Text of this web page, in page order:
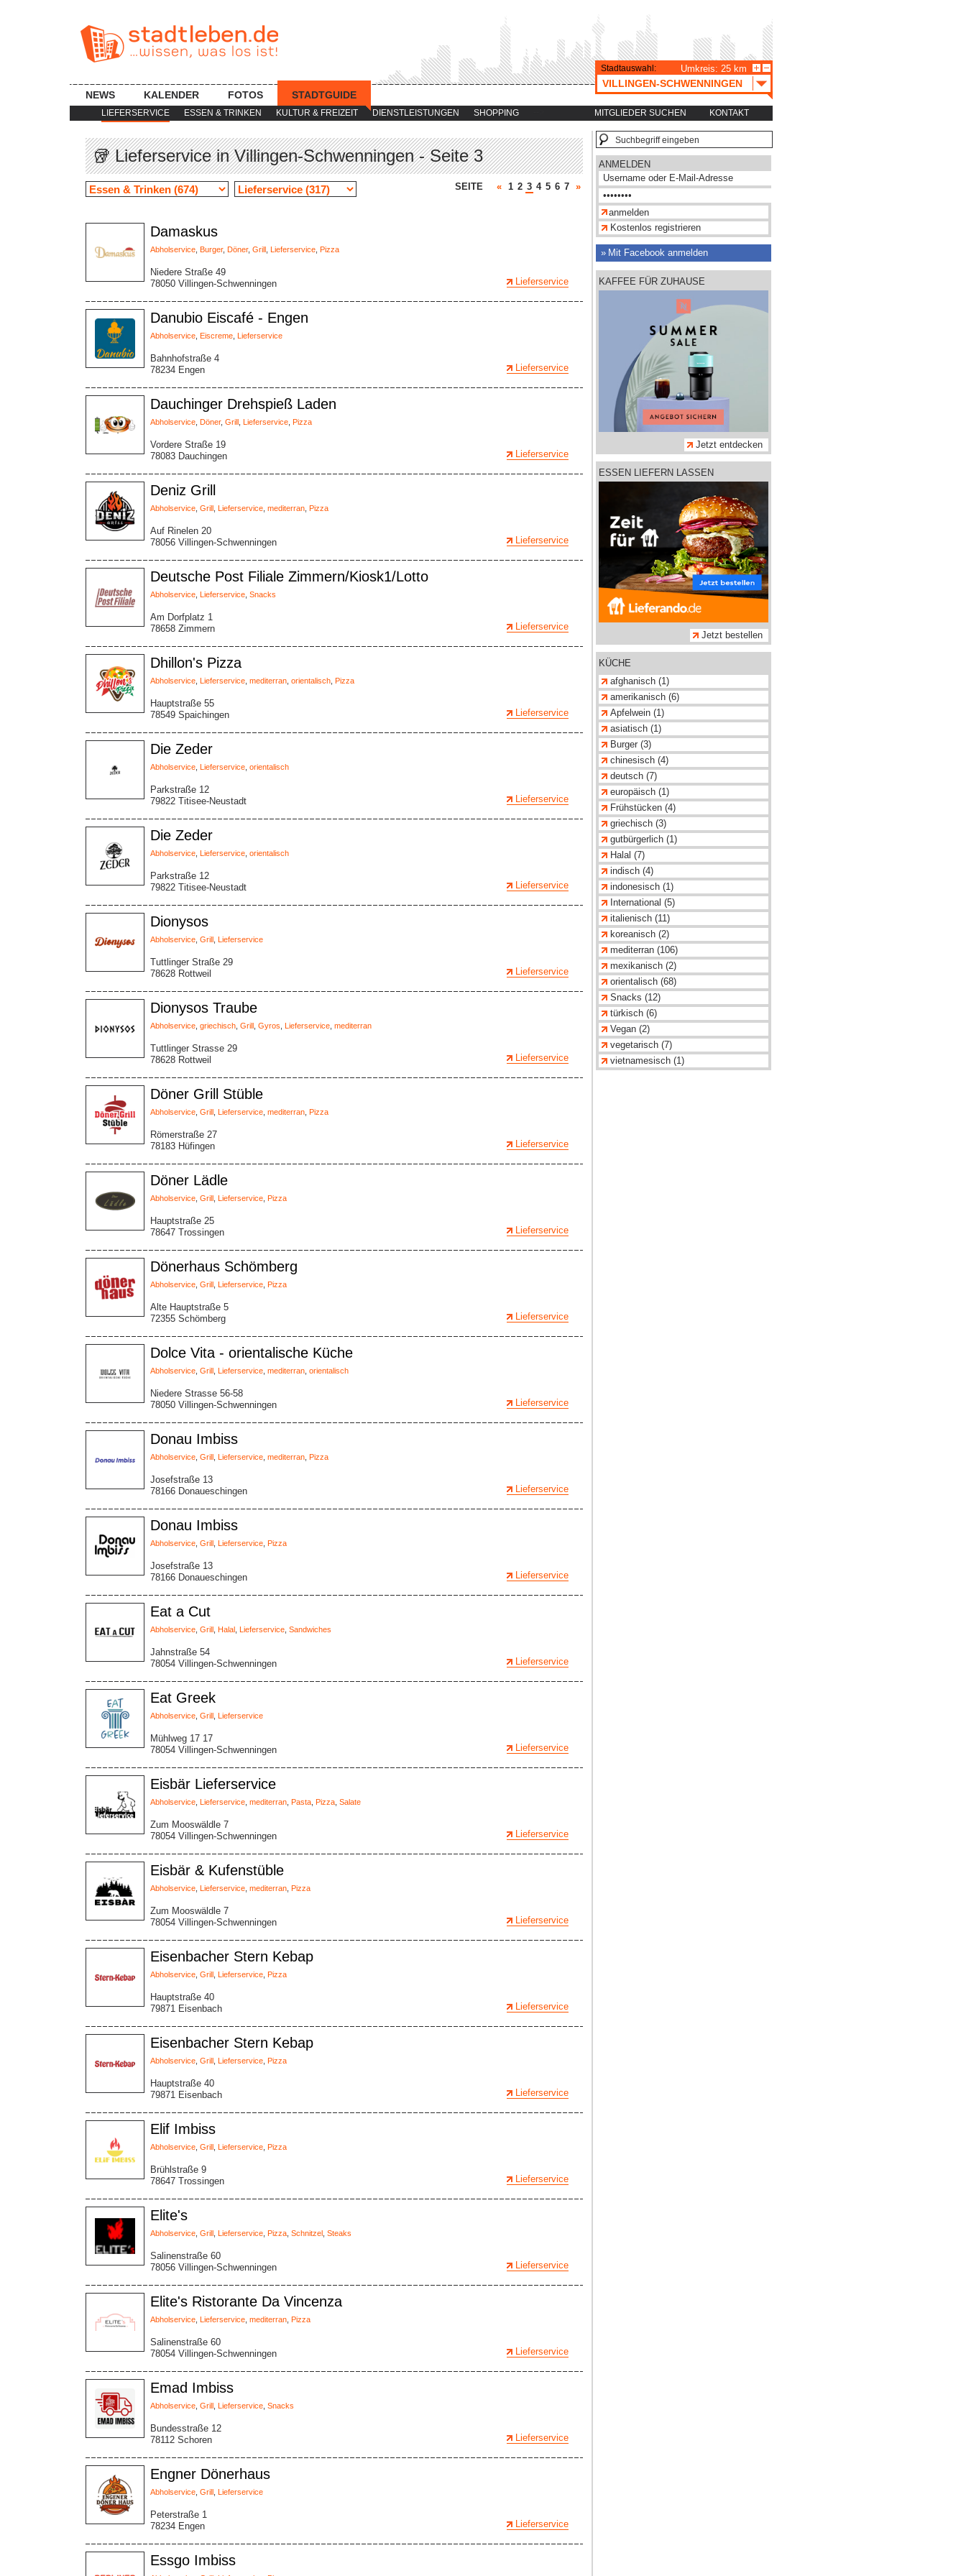
LIEFERSERVICE ESSEN & TRINKEN KULTUR & FREIZEIT DIENSTLEISTUNGEN SHOPPING MITGLIEDER SUCHEN KONTAKT
NEWS KALENDER FOTOS STADTGUIDE
Stadtauswahl: Umkreis: 25 km
VILLINGEN-SCHWENNINGEN
🥡 Lieferservice in Villingen-Schwenningen - Seite 3
SEITE « 1 2 3 4 5 6 7 »
Damaskus
Abholservice Burger, Döner, Grill Lieferservice Pizza
Niedere Straße 49
78050 Villingen-Schwenningen
Lieferservice
Danubio Eiscafé - Engen
Abholservice Eiscreme Lieferservice
Bahnhofstraße 4
78234 Engen
Lieferservice
Dauchinger Drehspieß Laden
Abholservice Döner, Grill Lieferservice Pizza
Vordere Straße 19
78083 Dauchingen
Lieferservice
Deniz Grill
Abholservice Grill Lieferservice mediterran Pizza
Auf Rinelen 20
78056 Villingen-Schwenningen
Lieferservice
Deutsche Post Filiale Zimmern/Kiosk1/Lotto
Abholservice Lieferservice Snacks
Am Dorfplatz 1
78658 Zimmern
Lieferservice
Dhillon's Pizza
Abholservice Lieferservice mediterran orientalisch Pizza
Hauptstraße 55
78549 Spaichingen
Lieferservice
Die Zeder
Abholservice Lieferservice orientalisch
Parkstraße 12
79822 Titisee-Neustadt
Lieferservice
Die Zeder
Abholservice Lieferservice orientalisch
Parkstraße 12
79822 Titisee-Neustadt
Lieferservice
Dionysos
Abholservice Grill Lieferservice
Tuttlinger Straße 29
78628 Rottweil
Lieferservice
Dionysos Traube
Abholservice griechisch Grill Gyros Lieferservice mediterran
Tuttlinger Strasse 29
78628 Rottweil
Lieferservice
Döner Grill Stüble
Abholservice Grill Lieferservice mediterran Pizza
Römerstraße 27
78183 Hüfingen
Lieferservice
Döner Lädle
Abholservice Grill Lieferservice Pizza
Hauptstraße 25
78647 Trossingen
Lieferservice
Dönerhaus Schömberg
Abholservice Grill Lieferservice Pizza
Alte Hauptstraße 5
72355 Schömberg
Lieferservice
Dolce Vita - orientalische Küche
Abholservice Grill Lieferservice mediterran orientalisch
Niedere Strasse 56-58
78050 Villingen-Schwenningen
Lieferservice
Donau Imbiss
Abholservice Grill Lieferservice mediterran Pizza
Josefstraße 13
78166 Donaueschingen
Lieferservice
Donau Imbiss
Abholservice Grill Lieferservice Pizza
Josefstraße 13
78166 Donaueschingen
Lieferservice
Eat a Cut
Abholservice Grill Halal Lieferservice Sandwiches
Jahnstraße 54
78054 Villingen-Schwenningen
Lieferservice
Eat Greek
Abholservice Grill Lieferservice
Mühlweg 17 17
78054 Villingen-Schwenningen
Lieferservice
Eisbär Lieferservice
Abholservice Lieferservice mediterran Pasta Pizza Salate
Zum Mooswäldle 7
78054 Villingen-Schwenningen
Lieferservice
Eisbär & Kufenstüble
Abholservice Lieferservice mediterran Pizza
Zum Mooswäldle 7
78054 Villingen-Schwenningen
Lieferservice
Eisenbacher Stern Kebap
Abholservice Grill Lieferservice Pizza
Hauptstraße 40
79871 Eisenbach
Lieferservice
Eisenbacher Stern Kebap
Abholservice Grill Lieferservice Pizza
Hauptstraße 40
79871 Eisenbach
Lieferservice
Elif Imbiss
Abholservice Grill Lieferservice Pizza
Brühlstraße 9
78647 Trossingen
Lieferservice
Elite's
Abholservice Grill Lieferservice Pizza Schnitzel Steaks
Salinenstraße 60
78056 Villingen-Schwenningen
Lieferservice
Elite's Ristorante Da Vincenza
Abholservice Lieferservice mediterran Pizza
Salinenstraße 60
78054 Villingen-Schwenningen
Lieferservice
Emad Imbiss
Abholservice Grill Lieferservice Snacks
Bundesstraße 12
78112 Schoren
Lieferservice
Engner Dönerhaus
Abholservice Grill Lieferservice
Peterstraße 1
78234 Engen
Lieferservice
Essgo Imbiss
ANMELDEN
Kostenlos registrieren
Mit Facebook anmelden
KAFFEE FÜR ZUHAUSE
Jetzt entdecken
ESSEN LIEFERN LASSEN
Jetzt bestellen
KÜCHE
afghanisch (1)
amerikanisch (6)
Apfelwein (1)
asiatisch (1)
Burger (3)
chinesisch (4)
deutsch (7)
europäisch (1)
Frühstücken (4)
griechisch (3)
gutbürgerlich (1)
Halal (7)
indisch (4)
indonesisch (1)
International (5)
italienisch (11)
koreanisch (2)
mediterran (106)
mexikanisch (2)
orientalisch (68)
Snacks (12)
türkisch (6)
Vegan (2)
vegetarisch (7)
vietnamesisch (1)